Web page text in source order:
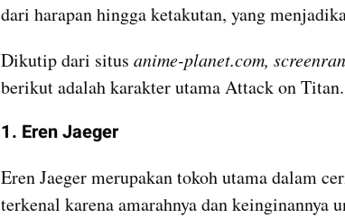
dari harapan hingga ketakutan, yang
Dikutip dari situs anime-planet.com,
berikut adalah karakter utama Attack on Titan.
1. Eren Jaeger
Eren Jaeger merupakan tokoh utama dalam
terkenal karena amarahnya dan keinginannya